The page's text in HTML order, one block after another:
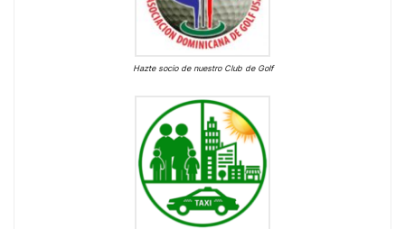
Hazte socio de nuestro Club de Golf